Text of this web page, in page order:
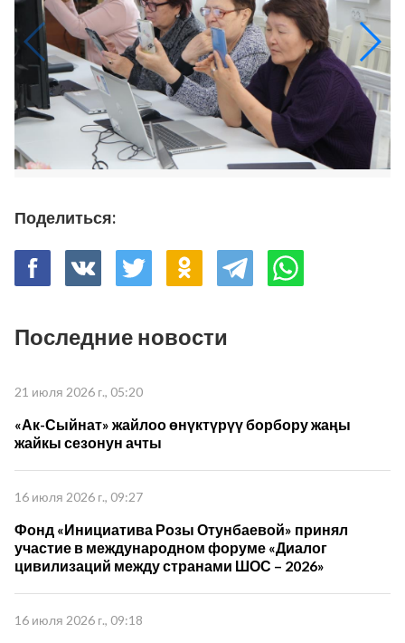
Поделиться:
Последние новости
21 июля 2026 г., 05:20
«Ак-Сыйнат» жайлоо өнүктүрүү борбору жаңы
жайкы сезонун ачты
16 июля 2026 г., 09:27
Фонд «Инициатива Розы Отунбаевой» принял
участие в международном форуме «Диалог
цивилизаций между странами ШОС – 2026»
16 июля 2026 г., 09:18